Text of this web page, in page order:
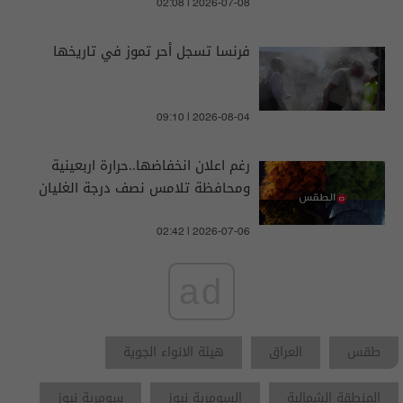
02:08 | 2026-07-08
فرنسا تسجل أحر تموز في تاريخها
09:10 | 2026-08-04
رغم اعلان انخفاضها..حرارة اربعينية
ومحافظة تلامس نصف درجة الغليان
02:42 | 2026-07-06
طقس العراق
هيئة الانواء الجوية